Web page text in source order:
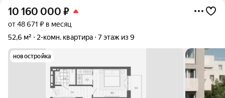
10 160 000 ₽
от 48 671 ₽ в месяц
52,6 м²
2-комн. квартира 7 этаж из 9
новостройка